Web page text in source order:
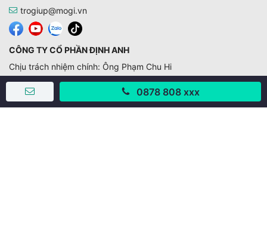
0878 808 xxx
trogiup@mogi.vn
CÔNG TY CỔ PHẦN ĐỊNH ANH
Chịu trách nhiệm chính: Ông Phạm Chu Hi
Giấy phép số: 429/GP-BTTTT do Bộ TTTT cấp ngày
11/10/2019